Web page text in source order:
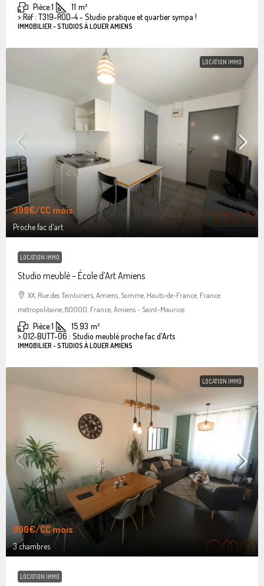
Pièce:1 11 m²
>:Réf : T319-ROD-4 - Studio pratique et quartier sympa !
IMMOBILIER - STUDIOS À LOUER AMIENS
LOCATION IMMO
399€/CC mois
Proche fac d'art
LOCATION IMMO
Studio meublé – École d’Art Amiens
XX, Rue des Teinturiers, Amiens, Somme, Hauts-de-France, France
métropolitaine, 80000, France, Amiens - Saint-Maurice
Pièce:1 15.93 m²
>:012-BUTT-06 : Studio meublé proche fac d'Arts
IMMOBILIER - STUDIOS À LOUER AMIENS
LOCATION IMMO
990€/CC mois
3 chambres
LOCATION IMMO